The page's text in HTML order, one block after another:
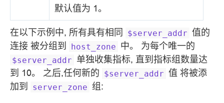
默认值为 1。
在以下示例中, 所有具有相同 $server_addr 值的
连接 被分组到
host_zone 中。 为每个唯一的
$server_addr 单独收集指标, 直到指标组数量达
到 10。 之后,任何新的 $server_addr 值 将被添
加到
server_zone 组: